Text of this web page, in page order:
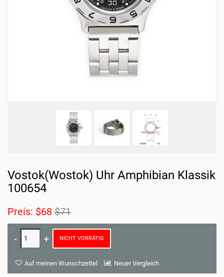
Vostok(Wostok) Uhr Amphibian Klassik
100654
Preis: $68 $71
NICHT VORRÄTIG
Auf meinen Wunschzettel Neuer Vergleich